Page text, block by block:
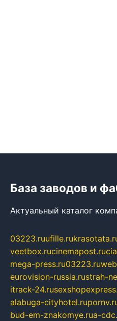
База заводов и
Актуальный каталог
03223.ruufille.ru
veetbox.rucinemapost.ru
mega-press.ru03223.ru
eurovision-russia.rustrah-
itrack-24.ru
alabuga-cityhotel.ru
bud-em-znakomye.rua-